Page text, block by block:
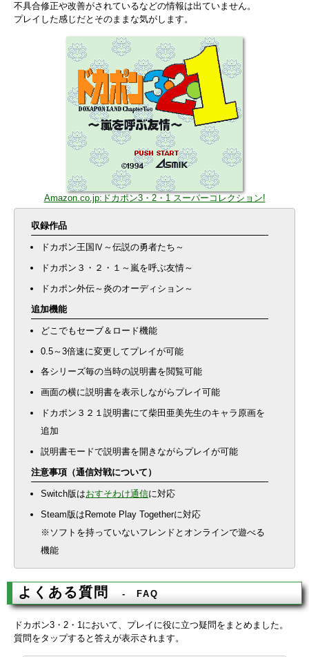
不具合修正や改善がされているなどの情報は出ていません。
プレイした感じだとそのままな気がします。
Amazon.co.jp:ドカポン3・2・1 スーパーコレクション!
収録作品
ドカポン王国Ⅳ～伝説の勇者たち～
ドカポン３・２・１～嵐を呼ぶ友情～
ドカポン外伝～炎のオーディション～
追加機能
どこでもセーブ＆ロード機能
0.5～3倍速に変更してプレイが可能
各シリーズ毎の当時の説明書を閲覧可能
画面の横に説明書を表示しながらプレイ可能
ドカポン３２１説明書にて柴田亜美先生のキャラ原画を
追加
説明書モードで説明書を開きながらプレイが可能
注意事項（通信対戦について）
Switch版はおすそわけ通信に対応
Steam版はRemote Play Togetherに対応
※ソフトを持っていないフレンドとオンラインで遊べる
機能
よくある質問 FAQ
ドカポン3・2・1において、プレイに役に立つ疑問をまとめました。
質問をタップすると答えが表示されます。